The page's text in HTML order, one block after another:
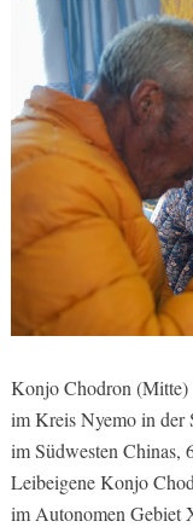
Konjo Chodron (Mitte)
im Kreis Nyemo in der
im Südwesten Chinas,
Leibeigene Konjo
im Autonomen Gebiet